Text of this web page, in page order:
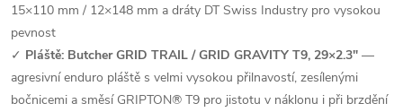
15×110 mm / 12×148 mm a dráty DT Swiss Industry pro vysokou
pevnost
✓ Pláště: Butcher GRID TRAIL / GRID GRAVITY T9, 29×2.3" —
agresivní enduro pláště s velmi vysokou přilnavostí, zesílenými
bočnicemi a směsí GRIPTON® T9 pro jistotu v náklonu i při brzdění